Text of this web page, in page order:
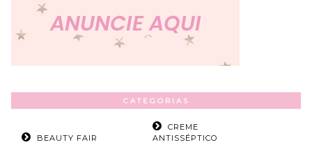
CATEGORIAS
BEAUTY FAIR
CREME
ANTISSÉPTICO